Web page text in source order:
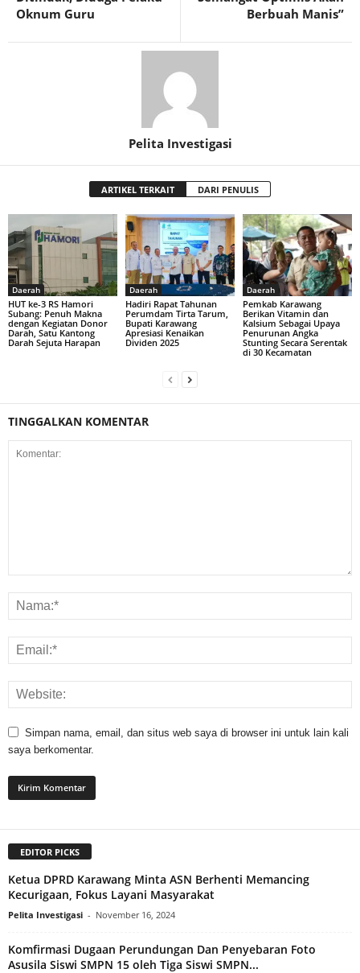
Oknum Guru
Berbuah Manis”
Pelita Investigasi
ARTIKEL TERKAIT DARI PENULIS
Daerah
HUT ke-3 RS Hamori
Subang: Penuh Makna
dengan Kegiatan Donor
Darah, Satu Kantong
Darah Sejuta Harapan
Daerah
Hadiri Rapat Tahunan
Perumdam Tirta Tarum,
Bupati Karawang
Apresiasi Kenaikan
Dividen 2025
Daerah
Pemkab Karawang
Berikan Vitamin dan
Kalsium Sebagai Upaya
Penurunan Angka
Stunting Secara Serentak
di 30 Kecamatan
TINGGALKAN KOMENTAR
Simpan nama, email, dan situs web saya di browser ini untuk lain kali
saya berkomentar.
EDITOR PICKS
Ketua DPRD Karawang Minta ASN Berhenti Memancing
Kecurigaan, Fokus Layani Masyarakat
Pelita Investigasi - November 16, 2024
Komfirmasi Dugaan Perundungan Dan Penyebaran Foto
Asusila Siswi SMPN 15 oleh Tiga Siswi SMPN...